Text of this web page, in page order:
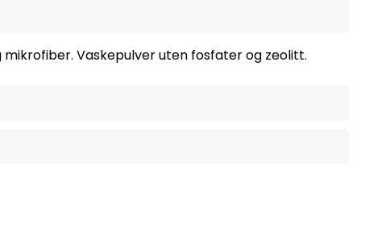
Vaskepulver uten fosfater og zeolitt.